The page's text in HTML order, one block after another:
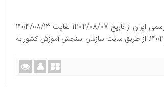
به اطلاع داوطلبین می‌رساند زمان ثبت‌نام آزمون عضویت جامعه حسابداران رسمی ایران از تاریخ 1404/08/07 لغایت 1404/08/13
مقرر گردیده است. ثبت نام آزمون عضویت در جامعه حسابداران رسمی سال 1404، از طریق سایت سازمان سنجش آموزش کشور به